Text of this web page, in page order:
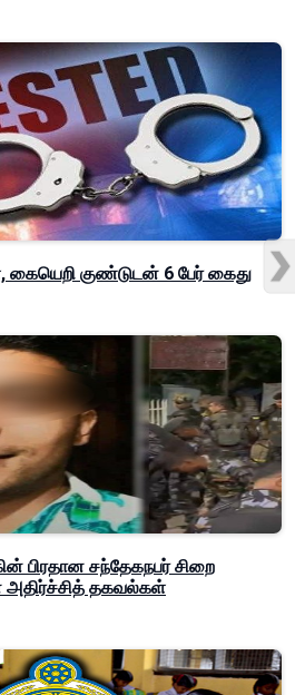
குண்டுடன் 6 பேர் கைது
பிரதான சந்தேகநபர் சிறை
அதிர்ச்சித் தகவல்கள்